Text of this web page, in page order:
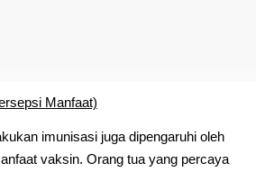
Manfaat)
imunisasi juga dipengaruhi oleh
vaksin. Orang tua yang percaya